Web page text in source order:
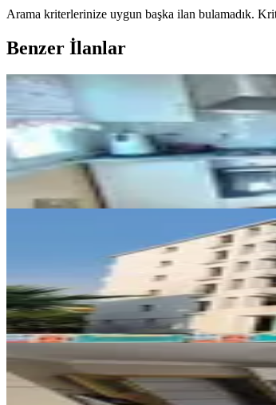
Arama kriterlerinize uygun başka ilan bulamadık.
Benzer İlanlar
KOMBİLİ
Final Emlaktan
Merkez, M.akif Ersoy
3+1·160 m²·8. Kat·
Osmaniye Devlet
Merkez, Yedi Ocak
4+1· 175 m²·2. Kat ·
8.500.000 ₺
Acilll! Sahibinden
Merkez, Yedi Ocak